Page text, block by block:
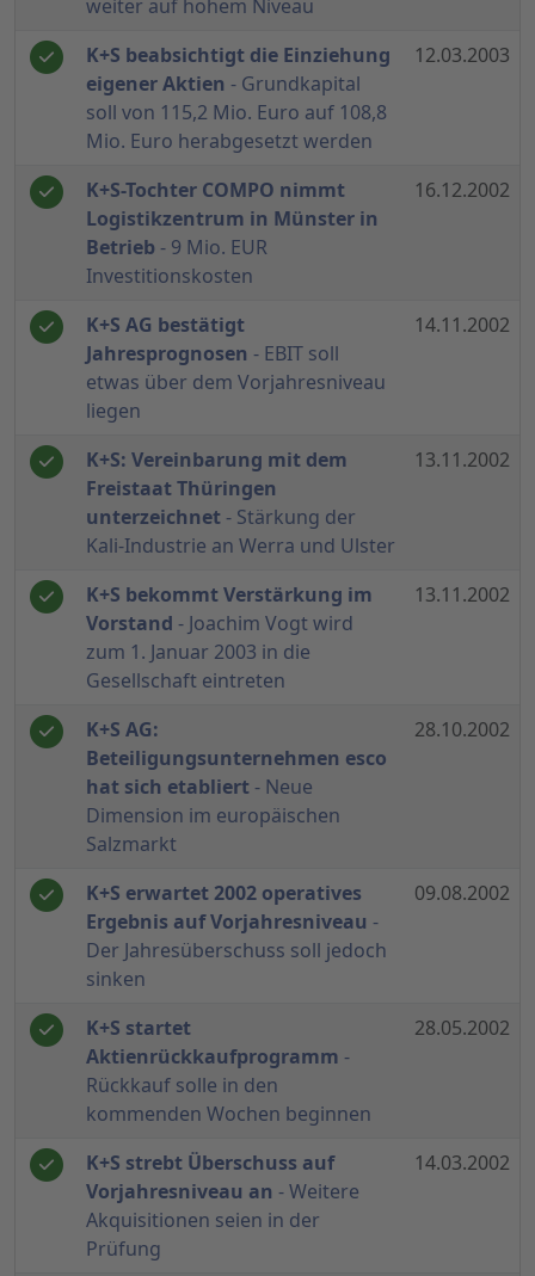
weiter auf hohem Niveau
K+S beabsichtigt die Einziehung
eigener Aktien - Grundkapital
soll von 115,2 Mio. Euro auf 108,8
Mio. Euro herabgesetzt werden
12.03.2003
K+S-Tochter COMPO nimmt
Logistikzentrum in Münster in
Betrieb - 9 Mio. EUR
Investitionskosten
16.12.2002
K+S AG bestätigt
Jahresprognosen - EBIT soll
etwas über dem Vorjahresniveau
liegen
14.11.2002
K+S: Vereinbarung mit dem
Freistaat Thüringen
unterzeichnet - Stärkung der
Kali-Industrie an Werra und Ulster
13.11.2002
K+S bekommt Verstärkung im
Vorstand - Joachim Vogt wird
zum 1. Januar 2003 in die
Gesellschaft eintreten
13.11.2002
K+S AG:
Beteiligungsunternehmen esco
hat sich etabliert - Neue
Dimension im europäischen
Salzmarkt
28.10.2002
K+S erwartet 2002 operatives
Ergebnis auf Vorjahresniveau -
Der Jahresüberschuss soll jedoch
sinken
09.08.2002
K+S startet
Aktienrückkaufprogramm -
Rückkauf solle in den
kommenden Wochen beginnen
28.05.2002
K+S strebt Überschuss auf
Vorjahresniveau an - Weitere
Akquisitionen seien in der
Prüfung
14.03.2002